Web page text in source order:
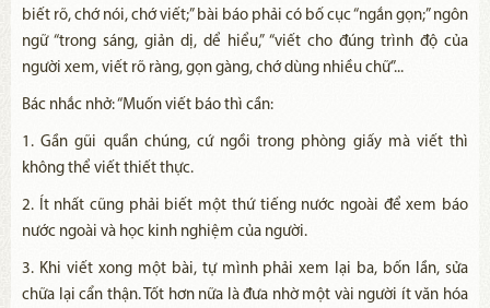
biết rõ, chớ nói, chớ viết;” bài báo phải có bố cục “ngắn gọn;” ngôn
ngữ “trong sáng, giản dị, dể hiểu,” “viết cho đúng trình độ của
người xem, viết rõ ràng, gọn gàng, chớ dùng nhiều chữ”...
Bác nhắc nhở: “Muốn viết báo thì cần:
1. Gần gũi quần chúng, cứ ngồi trong phòng giấy mà viết thì
không thể viết thiết thực.
2. Ít nhất cũng phải biết một thứ tiếng nước ngoài để xem báo
nước ngoài và học kinh nghiệm của người.
3. Khi viết xong một bài, tự mình phải xem lại ba, bốn lần, sửa
chữa lại cẩn thận. Tốt hơn nữa là đưa nhờ một vài người ít văn hóa